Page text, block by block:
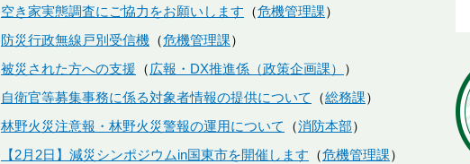
空き家実態調査にご協力をお願いします
危機管理課
防災行政無線戸別受信機
危機管理課
被災された方への支援
広報・DX推進係（政策企画課）
自衛官等募集事務に係る対象者情報の提供について
総務課
林野火災注意報・林野火災警報の運用について
消防本部
【2月2日】減災シンポジウムin国東市を開催します
危機管理課